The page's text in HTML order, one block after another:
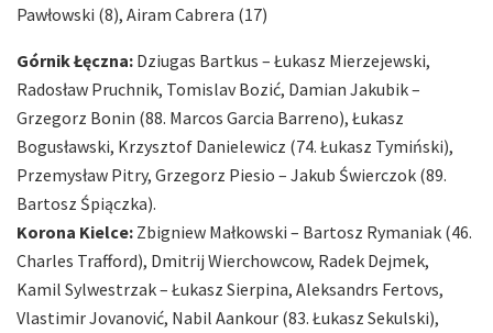
Pawłowski (8), Airam Cabrera (17)
Górnik Łęczna: Dziugas Bartkus – Łukasz Mierzejewski,
Radosław Pruchnik, Tomislav Bozić, Damian Jakubik –
Grzegorz Bonin (88. Marcos Garcia Barreno), Łukasz
Bogusławski, Krzysztof Danielewicz (74. Łukasz Tymiński),
Przemysław Pitry, Grzegorz Piesio – Jakub Świerczok (89.
Bartosz Śpiączka).
Korona Kielce: Zbigniew Małkowski – Bartosz Rymaniak (46.
Charles Trafford), Dmitrij Wierchowcow, Radek Dejmek,
Kamil Sylwestrzak – Łukasz Sierpina, Aleksandrs Fertovs,
Vlastimir Jovanović, Nabil Aankour (83. Łukasz Sekulski),